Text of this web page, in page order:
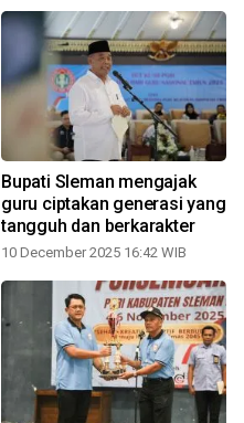
Bupati Sleman mengajak
guru ciptakan generasi yang
tangguh dan berkarakter
10 December 2025 16:42 WIB